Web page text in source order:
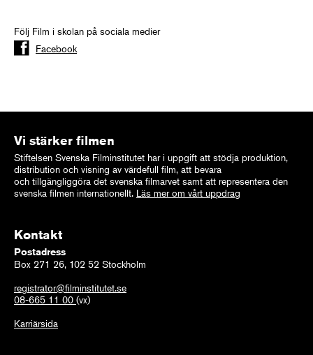
Följ Film i skolan på sociala medier
Facebook
Vi stärker filmen
Stiftelsen Svenska Filminstitutet har i uppgift att stödja produktion,
distribution och visning av värdefull film, att bevara
och tillgängliggöra det svenska filmarvet samt att representera den
svenska filmen internationellt. Läs mer om vårt uppdrag
Kontakt
Postadress
Box 271 26, 102 52 Stockholm
registrator@filminstitutet.se
08-665 11 00 (vx)
Karriärsida